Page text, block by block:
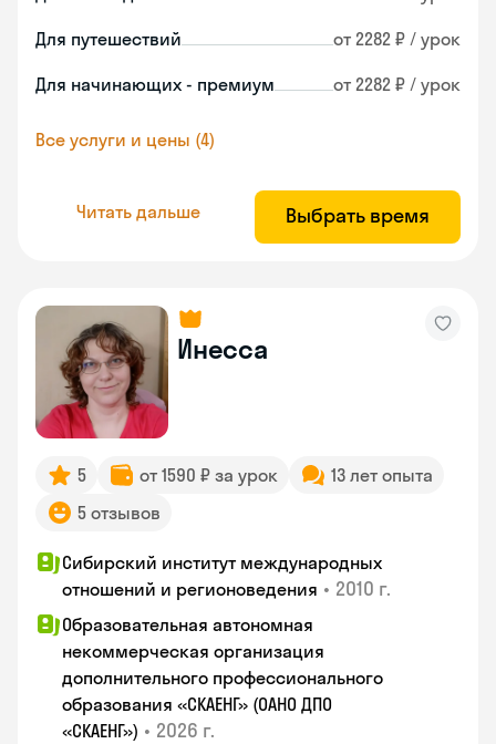
Для путешествий от 2282 ₽ / урок
Для начинающих - премиум от 2282 ₽ / урок
Все услуги и цены (4)
Читать дальше Выбрать время
Инесса
5 от 1590 ₽ за урок
13 лет опыта
5 отзывов
Сибирский институт международных
отношений и регионоведения • 2010 г.
Образовательная автономная
некоммерческая организация
дополнительного профессионального
образования «СКАЕНГ» (ОАНО ДПО
«СКАЕНГ») • 2026 г.